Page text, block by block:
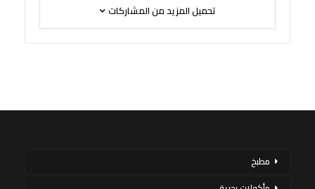
تحميل المزيد من المشاركات
مطبخ